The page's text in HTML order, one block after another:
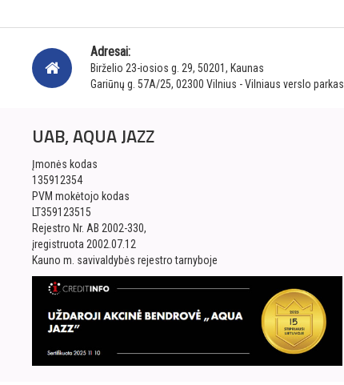
Adresai:
Birželio 23-iosios g. 29, 50201, Kaunas
Gariūnų g. 57A/25, 02300 Vilnius - Vilniaus verslo parkas
UAB, AQUA JAZZ
Įmonės kodas
135912354
PVM mokėtojo kodas
LT359123515
Rejestro Nr. AB 2002-330,
įregistruota 2002.07.12
Kauno m. savivaldybės rejestro tarnyboje